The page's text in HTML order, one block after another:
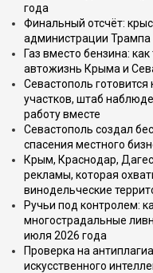
года
Финальный отсчёт:
администрации Трампа
Газ вместо бензина:
автожизнь Крыма и
Севастополь
участков, штаб
работу вместе
Севастополь создал
спасения местного
Крым, Краснодар,
рекламы, которая
винодельческие
Ручьи под контролем:
многострадальные
июля 2026 года
Проверка на
искусственного